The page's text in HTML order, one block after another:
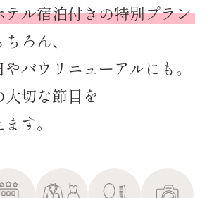
ル宿泊付きの特別プラン
ろん、
バウリニューアルにも。
切な節目を
す。